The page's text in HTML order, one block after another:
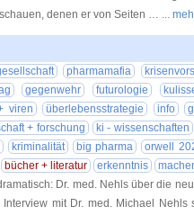
denen er von Seiten … ...
pharmamafia
gegenwehr futurologie
viren überlebensstrategie info
+ forschung
ki - wissenschaften
kriminalität big pharma
orwell
bücher + literatur erkenntnis
Dr. med. Nehls über die
Interview mit Dr. med. Michael